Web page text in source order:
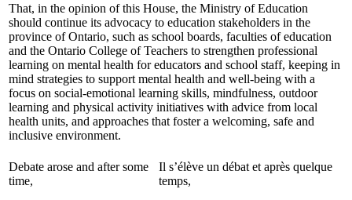
That, in the opinion of this House, the Ministry of Education
should continue its advocacy to education stakeholders in the
province of Ontario, such as school boards, faculties of education
and the Ontario College of Teachers to strengthen professional
learning on mental health for educators and school staff, keeping in
mind strategies to support mental health and well-being with a
focus on social-emotional learning skills, mindfulness, outdoor
learning and physical activity initiatives with advice from local
health units, and approaches that foster a welcoming, safe and
inclusive environment.
Debate arose and after some
time,
Il s’élève un débat et après quelque
temps,